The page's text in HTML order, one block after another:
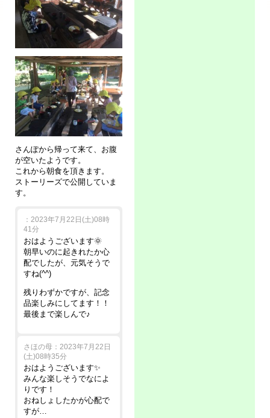
さんぽから帰って来て、お腹
が空いたようです。
これから朝食を頂きます。
ストーリーズで公開していま
す。
：2023年7月22日(土)08時
41分
おはようございます🌞
朝早いのに起きれたか心
配でしたが、元気そうで
すね(^^)
残りわずかですが、記念
品楽しみにしてます！！
最後まで楽しんで♪
さほの母：2023年7月22日
(土)08時35分
おはようございます✨
みんな楽しそうでなによ
りです！
おねしょしたかが心配で
すが…